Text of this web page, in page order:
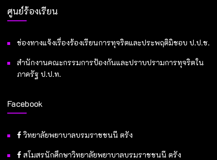
ศูนย์ร้องเรียน
ช่องทางแจ้งเรื่องร้องเรียนการทุจริตและประพฤติมิชอบ ป.ป.ช.
สำนักงานคณะกรรมการป้องกันและปราบปรามการทุจริตใน
ภาครัฐ ป.ป.ท.
Facebook
วิทยาลัยพยาบาลบรมราชชนนี ตรัง
สโมสรนักศึกษาวิทยาลัยพยาบาลบรมราชชนนี ตรัง